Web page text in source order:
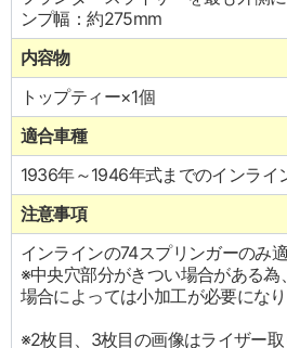
ンプ幅：約275mm
内容物
トップティー×1個
適合車種
1936年～1946年式までのインライ
注意事項
インラインの74スプリンガーのみ適
※中央穴部分がきつい場合がある為、
場合によっては小加工が必要になり
※2枚目、3枚目の画像はライザー